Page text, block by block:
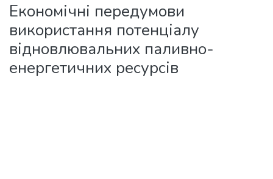
Економічні передумови
використання потенціалу
відновлювальних паливно-
енергетичних ресурсів